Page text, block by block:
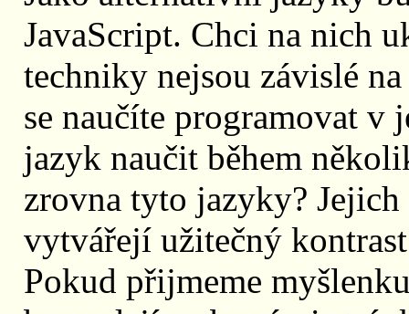
JavaScript. Chci na nich
techniky nejsou závislé
se naučíte programovat v
jazyk naučit během
zrovna tyto jazyky?
vytvářejí užitečný
Pokud přijmeme